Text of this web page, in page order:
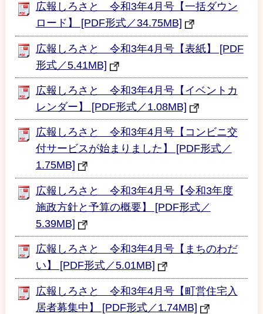
広報しろさと 令和3年4月号【一括ダウン
ロード】 [PDF形式／34.75MB]
広報しろさと 令和3年4月号【表紙】 [PDF
形式／5.41MB]
広報しろさと 令和3年4月号【イベントカ
レンダー】 [PDF形式／1.08MB]
広報しろさと 令和3年4月号【コンビニ交
付サービスが始まりました】 [PDF形式／
1.75MB]
広報しろさと 令和3年4月号【令和3年度
施政方針と予算の概要】 [PDF形式／
5.39MB]
広報しろさと 令和3年4月号【まちのわだ
い】 [PDF形式／5.01MB]
広報しろさと 令和3年4月号【町営住宅入
居者募集中】 [PDF形式／1.74MB]